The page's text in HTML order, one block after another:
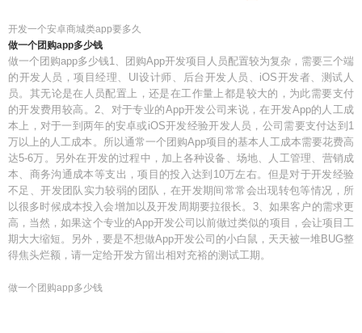
开发一个安卓商城类app要多久
做一个团购app多少钱
做一个团购app多少钱1、团购App开发项目人员配置较为复杂，需要三个端
的开发人员，项目经理、UI设计师、后台开发人员、iOS开发者、测试人
员。其无论是在人员配置上，还是在工作量上都是较大的，为此需要支付
的开发费用较高。2、对于专业的App开发公司来说，在开发App的人工成
本上，对于一到两年的安卓或iOS开发经验开发人员，公司需要支付达到1
万以上的人工成本。所以通常一个团购App项目的基本人工成本需要花费高
达5-6万。另外在开发的过程中，加上各种设备、场地、人工管理、营销成
本、商务沟通成本等支出，项目的投入达到10万左右。但是对于开发经验
不足、开发团队实力较弱的团队，在开发期间常常会出现转包等情况，所
以很多时候成本投入会增加以及开发周期要拉很长。3、如果客户的需求更
高，当然，如果这个专业的App开发公司以前做过类似的项目，会让项目工
期大大缩短。另外，要是不想做App开发公司的小白鼠，天天被一堆BUG整
得焦头烂额，请一定给开发方留出相对充裕的测试工期。
做一个团购app多少钱